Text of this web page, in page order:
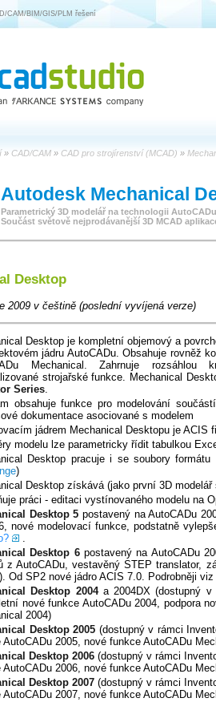
CAM/BIM/GIS/PLM řešení
» CAD/CAM » CAD pro strojírenství (MCAD) »
Autodesk Mechanical
Parametrický 3D modelář na technologii AutoCADu
Součást světově nejprodávanější 3D MCAD
Desktop
2009 v češtině (poslední vyvíjená verze)
Desktop je kompletní objemový a
jádru AutoCADu. Obsahuje rovněž
Mechanical. Zahrnuje rozsáhlou
strojařské funkce. Mechanical
Series.
obsahuje funkce pro modelování
dokumentace asociované s modelem
jádrem Mechanical Desktopu je ACIS
modelu lze parametricky řídit tabulkou
Desktop pracuje i se soubory
)
Desktop získává (jako první 3D
práci - editaci vystínovaného modelu na
Desktop 5 postavený na AutoCADu
nové modelovací funkce, podstatně
.
Desktop 6postavený na AutoCADu
z AutoCADu, vestavěný STEP translator,
Od SP2 nové jádro ACIS 7.0. Podrobněji
Desktop 2004a 2004DX (dostupný v
nové funkce AutoCADu 2004, podpora
2004)
Desktop 2005 (dostupný v rámci
AutoCADu 2005, nové funkce AutoCADu
Desktop 2006 (dostupný v rámci
AutoCADu 2006, nové funkce AutoCADu
Desktop 2007 (dostupný v rámci
AutoCADu 2007, nové funkce AutoCADu